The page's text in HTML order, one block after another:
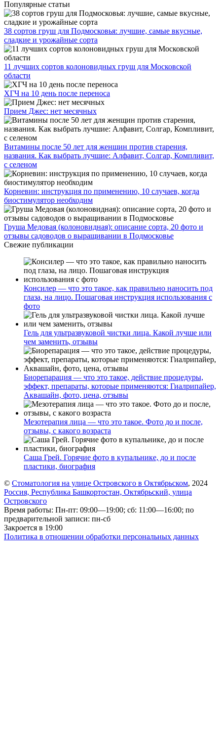
Популярные статьи
38 сортов груш для Подмосковья: лучшие, самые вкусные,
сладкие и урожайные сорта
11 лучших сортов колоновидных груш для Московской
области
ХГЧ на 10 день после переноса
Прием Джес: нет месячных
Витамины после 50 лет для женщин против старения,
названия. Как выбрать лучшие: Алфавит, Солгар, Компливит,
с селеном
Корневин: инструкция по применению, 10 случаев, когда
биостимулятор необходим
Груша Медовая (колоновидная): описание сорта, 20 фото и
отзывы садоводов о выращивании в Подмосковье
Свежие публикации
Консилер — что это такое, как правильно наносить под
глаза, на лицо. Пошаговая инструкция использования с
фото
Гель для ультразвуковой чистки лица. Какой лучше или
чем заменить, отзывы
Биорепарация — что это такое, действие процедуры,
эффект, препараты, которые применяются: Гиалрипайер,
Аквашайн, фото, цена, отзывы
Мезотерапия лица — что это такое. Фото до и после,
отзывы, с какого возраста
Саша Грей. Горячие фото в купальнике, до и после
пластики, биография
© Стоматология на улице Островского в Октябрьском, 2024
Россия, Республика Башкортостан, Октябрьский, улица
Островского
Время работы: Пн-пт: 09:00—19:00; сб: 11:00—16:00; по
предварительной записи: пн-сб
Закроется в 19:00
Политика в отношении обработки персональных данных